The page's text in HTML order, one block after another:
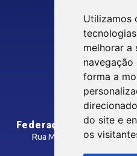
Utilizamos
melhorar a
navegação
forma a
do site e
os
Núcleo de Acesso ao Crédito
Centro Internacional de
CONTRIBUIÇÃO
SINDICATOS FILIADOS
Siga nossas
Federação das
Rua Manoel Gonçalves